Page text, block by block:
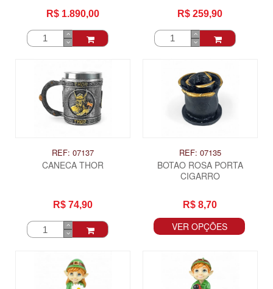
R$ 1.890,00
FLORZINHA)
R$ 259,90
REF: 07137
CANECA THOR
R$ 74,90
REF: 07135
BOTAO ROSA PORTA
CIGARRO
R$ 8,70
VER OPÇÕES